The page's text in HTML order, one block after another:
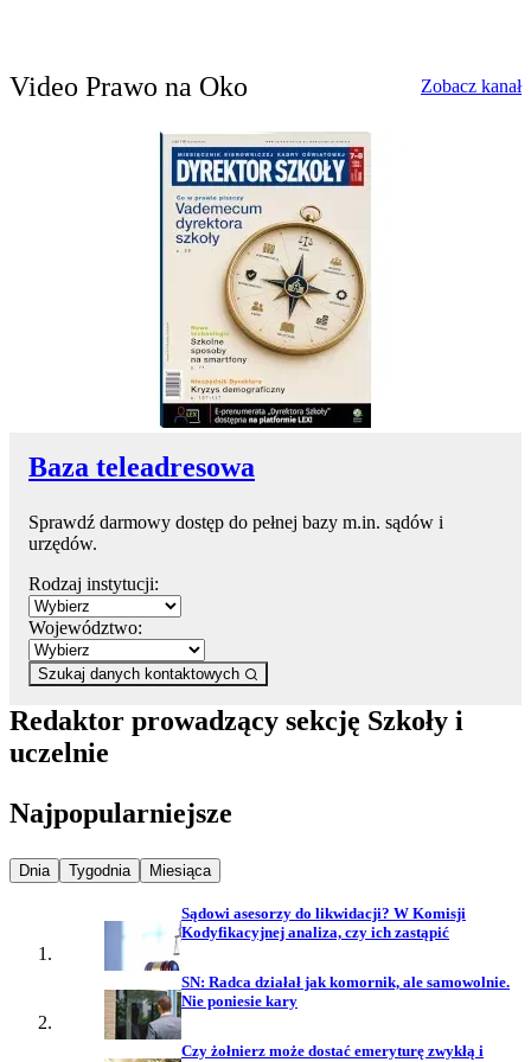
Video Prawo na Oko Zobacz kanał
Baza teleadresowa
Sprawdź darmowy dostęp do pełnej bazy m.in. sądów i
urzędów.
Rodzaj instytucji:
Województwo:
Szukaj danych kontaktowych
Redaktor prowadzący sekcję Szkoły i
uczelnie
Najpopularniejsze
Najpopularniejsze wiadomości z
Dnia Najpopularniejsze wiadomości z
Tygodnia Najpopularniejsze wiadomości z
Miesiąca
Sądowi asesorzy do likwidacji? W Komisji
Kodyfikacyjnej analiza, czy ich zastąpić
SN: Radca działał jak komornik, ale samowolnie.
Nie poniesie kary
Czy żołnierz może dostać emeryturę zwykłą i